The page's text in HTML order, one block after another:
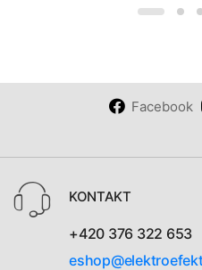
Facebook
KONTAKT
+420 376 322 653